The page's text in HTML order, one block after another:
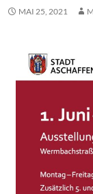
MAI 25, 2021